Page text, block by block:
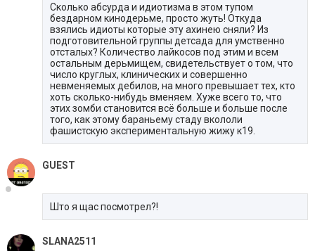
Сколько абсурда и идиотизма в этом тупом
бездарном кинодерьме, просто жуть! Откуда
взялись идиоты которые эту ахинею сняли? Из
подготовительной группы детсада для умственно
отсталых? Количество лайкосов под этим и всем
остальным дерьмищем, свидетельствует о том, что
число круглых, клинических и совершенно
невменяемых дебилов, на много превышает тех, кто
хоть сколько-нибудь вменяем. Хуже всего то, что
этих зомби становится всё больше и больше после
того, как этому бараньему стаду вкололи
фашистскую экспериментальную жижу к19.
GUEST
Што я щас посмотрел?!
SLANA2511